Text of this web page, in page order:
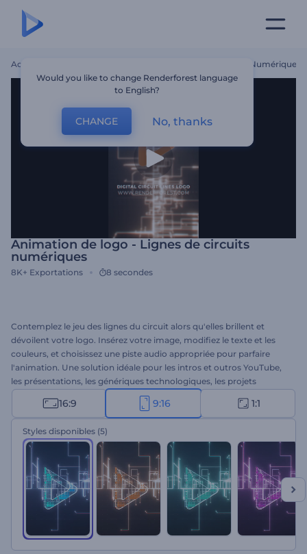
Accueil Animation De Logo - Lignes De Circuits Numériques
Animation de logo - Lignes de circuits
numériques
8K+ Exportations 8 secondes
Contemplez le jeu des lignes du circuit alors qu'elles brillent et
dévoilent votre logo. Insérez votre image, modifiez le texte et les
couleurs, et choisissez une piste audio appropriée pour parfaire
l'animation. Une solution idéale pour les intros et outros YouTube,
les présentations, les génériques technologiques, les projets
cinématiques, et bien plus. Essayez dès maintenant !
16:9 9:16 1:1
Styles disponibles (5)
Would you like to change Renderforest language
to English?
CHANGE No, thanks